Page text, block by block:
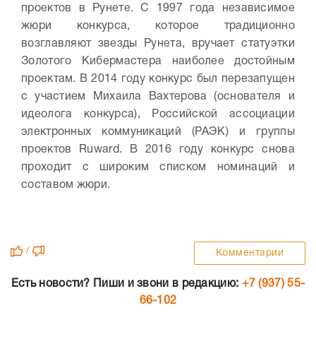
проектов в Рунете. С 1997 года независимое
жюри конкурса, которое традиционно
возглавляют звезды Рунета, вручает статуэтки
Золотого Кибермастера наиболее достойным
проектам. В 2014 году конкурс был перезапущен
с участием Михаила Вахтерова (основателя и
идеолога конкурса), Российской ассоциации
электронных коммуникаций (РАЭК) и группы
проектов Ruward. В 2016 году конкурс снова
проходит с широким списком номинаций и
составом жюри.
/ Комментарии
Есть новости? Пиши и звони в редакцию: +7 (937) 55-
66-102